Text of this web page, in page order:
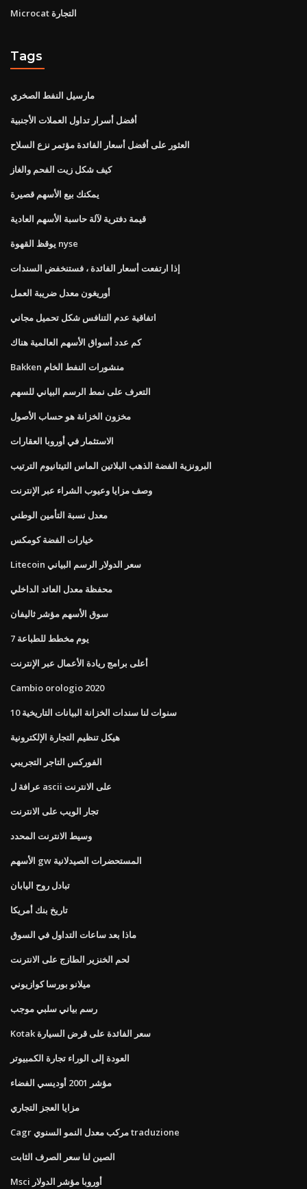
Microcat التجارة
Tags
مارسيل النفط الصخري
أفضل أسرار تداول العملات الأجنبية
العثور على أفضل أسعار الفائدة مؤتمر نزع السلاح
كيف شكل زيت الفحم والغاز
يمكنك بيع الأسهم قصيرة
قيمة دفترية لآلة حاسبة الأسهم العادية
يوقظ القهوة nyse
إذا ارتفعت أسعار الفائدة ، فستنخفض السندات
أوريغون معدل ضريبة العمل
اتفاقية عدم التنافس شكل تحميل مجاني
كم عدد أسواق الأسهم العالمية هناك
Bakken منشورات النفط الخام
التعرف على نمط الرسم البياني للسهم
مخزون الخزانة هو حساب الأصول
الاستثمار في أوروبا العقارات
البرونزية الفضة الذهب البلاتين الماس التيتانيوم الترتيب
وصف مزايا وعيوب الشراء عبر الإنترنت
معدل نسبة التأمين الوطني
خيارات الفضة كومكس
Litecoin سعر الدولار الرسم البياني
محفظة معدل العائد الداخلي
سوق الأسهم مؤشر ثاليفان
7 يوم مخطط للطباعة
أعلى برامج ريادة الأعمال عبر الإنترنت
Cambio orologio 2020
10 سنوات لنا سندات الخزانة البيانات التاريخية
هيكل تنظيم التجارة الإلكترونية
الفوركس التاجر التجريبي
عرافة ل ascii على الانترنت
تجار الويب على الانترنت
وسيط الانترنت المحدد
الأسهم gw المستحضرات الصيدلانية
تبادل روح اليابان
تاريخ بنك أمريكا
ماذا بعد ساعات التداول في السوق
لحم الخنزير الطازج على الانترنت
ميلانو بورسا كوازيوني
رسم بياني سلبي موجب
Kotak سعر الفائدة على قرض السيارة
العودة إلى الوراء تجارة الكمبيوتر
مؤشر 2001 أوديسي الفضاء
مزايا العجز التجاري
Cagr مركب معدل النمو السنوي traduzione
الصين لنا سعر الصرف الثابت
Msci أوروبا مؤشر الدولار